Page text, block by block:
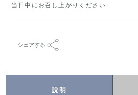
当日中にお召し上がりください
シェアする
説明